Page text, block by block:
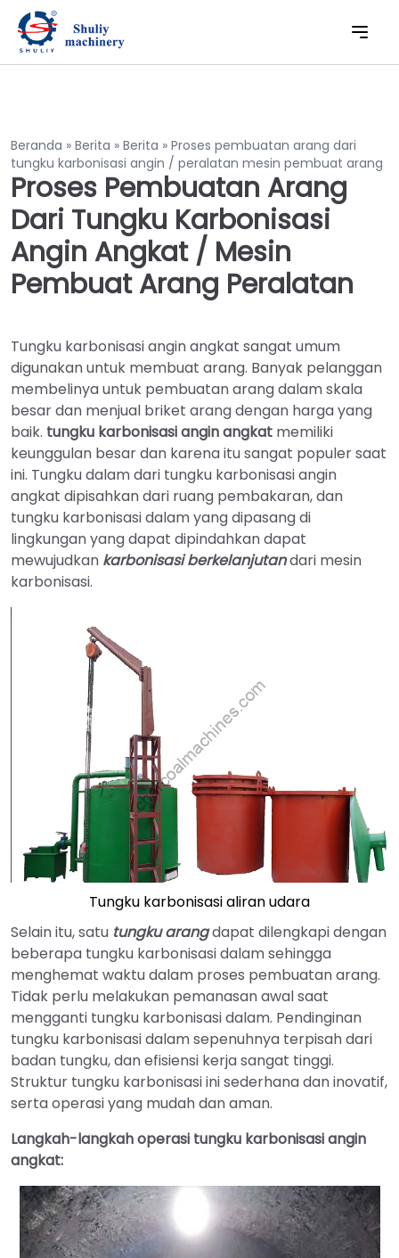
Beranda » Berita » Berita » Proses pembuatan arang dari
tungku karbonisasi angin / peralatan mesin pembuat arang
Proses Pembuatan Arang
Dari Tungku Karbonisasi
Angin Angkat / Mesin
Pembuat Arang Peralatan
Tungku karbonisasi angin angkat sangat umum
digunakan untuk membuat arang. Banyak pelanggan
membelinya untuk pembuatan arang dalam skala
besar dan menjual briket arang dengan harga yang
baik. tungku karbonisasi angin angkat memiliki
keunggulan besar dan karena itu sangat populer saat
ini. Tungku dalam dari tungku karbonisasi angin
angkat dipisahkan dari ruang pembakaran, dan
tungku karbonisasi dalam yang dipasang di
lingkungan yang dapat dipindahkan dapat
mewujudkan karbonisasi berkelanjutandari mesin
karbonisasi.
Tungku karbonisasi aliran udara
Selain itu, satu tungku arangdapat dilengkapi dengan
beberapa tungku karbonisasi dalam sehingga
menghemat waktu dalam proses pembuatan arang.
Tidak perlu melakukan pemanasan awal saat
mengganti tungku karbonisasi dalam. Pendinginan
tungku karbonisasi dalam sepenuhnya terpisah dari
badan tungku, dan efisiensi kerja sangat tinggi.
Struktur tungku karbonisasi ini sederhana dan inovatif,
serta operasi yang mudah dan aman.
Langkah-langkah operasi tungku karbonisasi angin
angkat: